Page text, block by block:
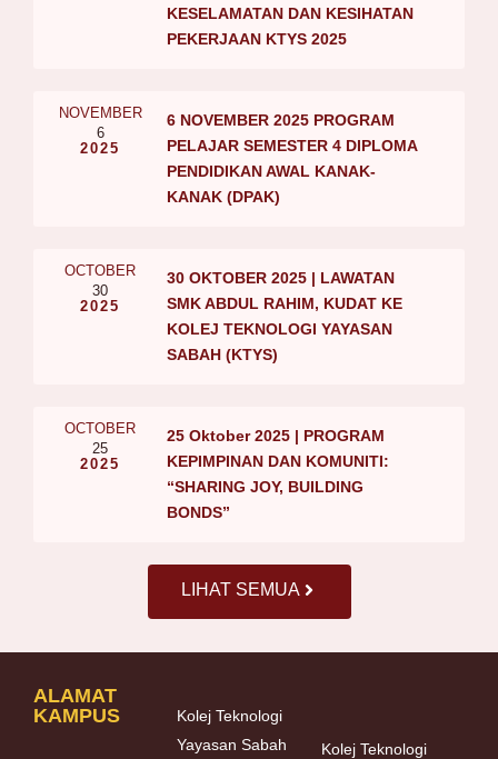
KESELAMATAN DAN KESIHATAN
PEKERJAAN KTYS 2025
NOVEMBER
6
2025
6 NOVEMBER 2025 PROGRAM
PELAJAR SEMESTER 4 DIPLOMA
PENDIDIKAN AWAL KANAK-
KANAK (DPAK)
OCTOBER
30
2025
30 OKTOBER 2025 | LAWATAN
SMK ABDUL RAHIM, KUDAT KE
KOLEJ TEKNOLOGI YAYASAN
SABAH (KTYS)
OCTOBER
25
2025
25 Oktober 2025 | PROGRAM
KEPIMPINAN DAN KOMUNITI:
“SHARING JOY, BUILDING
BONDS”
LIHAT SEMUA
ALAMAT
KAMPUS
Kolej Teknologi
Yayasan Sabah
Kolej Teknologi